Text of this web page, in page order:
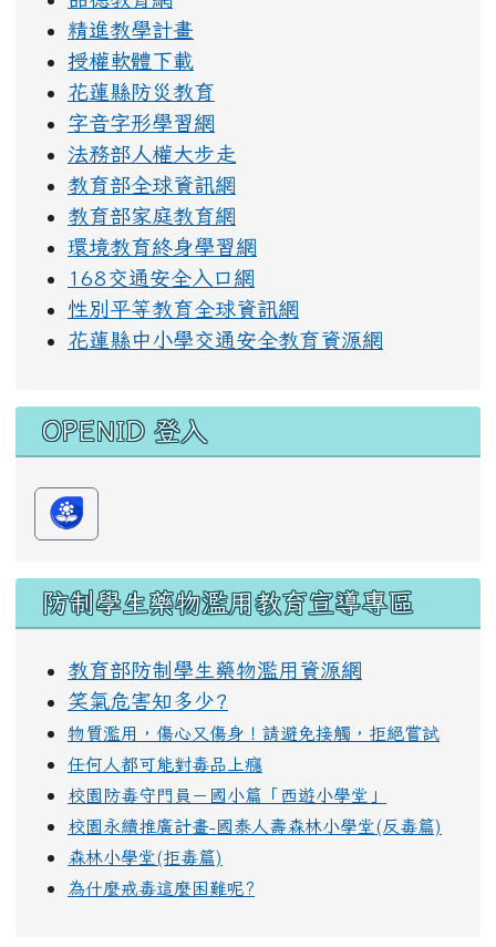
精進教學計畫
授權軟體下載
花蓮縣防災教育
字音字形學習網
法務部人權大步走
教育部全球資訊網
教育部家庭教育網
環境教育終身學習網
168交通安全入口網
性別平等教育全球資訊網
花蓮縣中小學交通安全教育資源網
OPENID 登入
防制學生藥物濫用教育宣導專區
教育部防制學生藥物濫用資源網
笑氣危害知多少?
物質濫用，傷心又傷身！請避免接觸，拒絕嘗試
任何人都可能對毒品上癮
校園防毒守門員－國小篇「西遊小學堂」
校園永續推廣計畫-國泰人壽森林小學堂(反毒篇)
森林小學堂(拒毒篇)
為什麼戒毒這麼困難呢?